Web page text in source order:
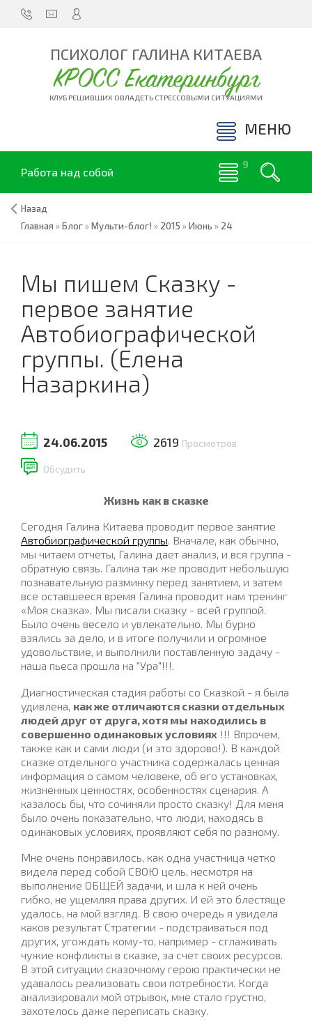
ПСИХОЛОГ ГАЛИНА КИТАЕВА
КРОСС Екатеринбург
КЛУБ РЕШИВШИХ ОВЛАДЕТЬ СТРЕССОВЫМИ СИТУАЦИЯМИ
МЕНЮ
Работа над собой
Назад
Главная »Блог»Мульти-блог! » 2015 »Июнь » 24
Мы пишем Сказку -
первое занятие
Автобиографической
группы. (Елена
Назаркина)
24.06.2015 2619 Просмотров
Обсудить
Жизнь как в сказке
Сегодня Галина Китаева проводит первое занятие
Автобиографической группы. Вначале, как обычно,
мы читаем отчеты, Галина дает анализ, и вся группа -
обратную связь. Галина так же проводит небольшую
познавательную разминку перед занятием, и затем
все оставшееся время Галина проводит нам тренинг
«Моя сказка». Мы писали сказку - всей группой.
Было очень весело и увлекательно. Мы бурно
взялись за дело, и в итоге получили и огромное
удовольствие, и выполнили поставленную задачу -
наша пьеса прошла на "Ура"!!!.
Диагностическая стадия работы со Сказкой - я была
удивлена, как же отличаются сказки отдельных
людей друг от друга, хотя мы находились в
совершенно одинаковых условиях !!! Впрочем,
также как и сами люди (и это здорово!). В каждой
сказке отдельного участника содержалась ценная
информация о самом человеке, об его установках,
жизненных ценностях, особенностях сценария. А
казалось бы, что сочиняли просто сказку! Для меня
было очень показательно, что люди, находясь в
одинаковых условиях, проявляют себя по разному.
Мне очень понравилось, как одна участница четко
видела перед собой СВОЮ цель, несмотря на
выполнение ОБЩЕЙ задачи, и шла к ней очень
гибко, не ущемляя права других. И ей это блестяще
удалось, на мой взгляд. В свою очередь я увидела
каков результат Стратегии - подстраиваться под
других, угождать кому-то, например - сглаживать
чужие конфликты в сказке, за счет своих ресурсов.
В этой ситуации сказочному герою практически не
удавалось реализовать свои потребности. Когда
анализировали мой отрывок, мне стало грустно,
захотелось даже переписать сказку.